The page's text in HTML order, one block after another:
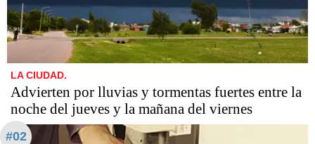
LA CIUDAD.
Advierten por lluvias y tormentas fuertes entre la
noche del jueves y la mañana del viernes
#02